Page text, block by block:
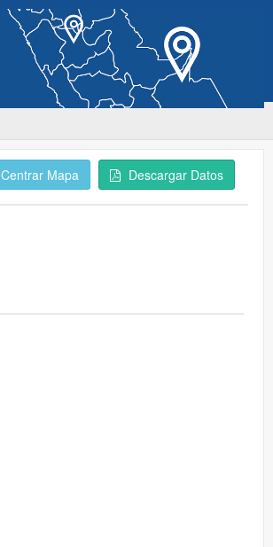
Centrar Mapa Descargar Datos